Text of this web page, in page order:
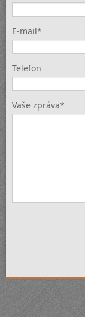
E-mail*
Telefon
Vaše zpráva*